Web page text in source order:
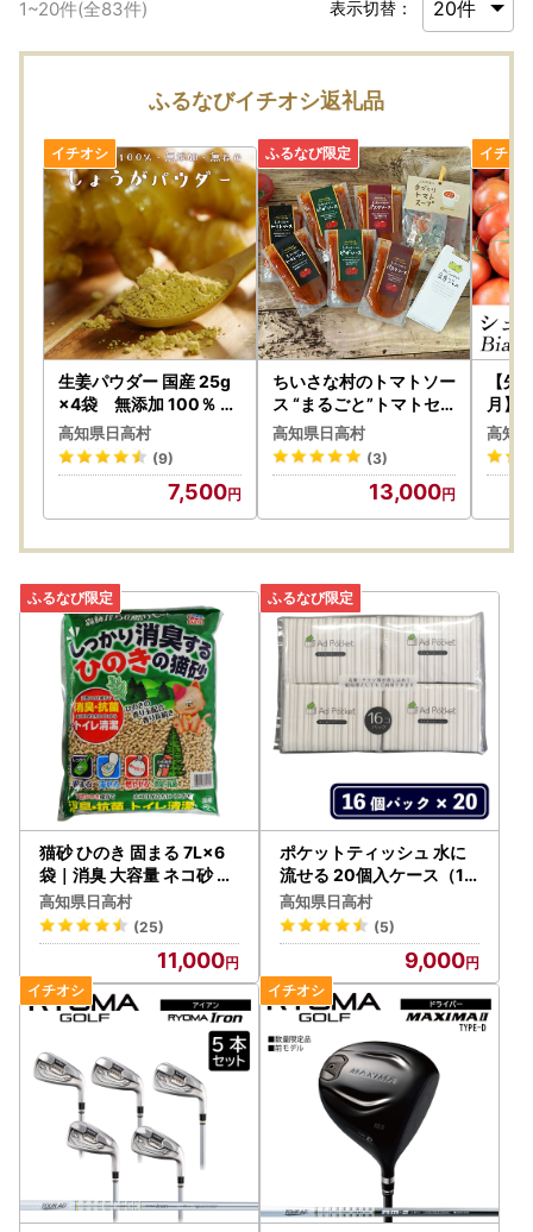
1~20件(全83件) 表示切替：
ふるなびイチオシ返礼品
生姜パウダー 国産 25g
×4袋 無添加 100％ 乾
燥しょうが 粉末タイプ
高知県産
高知県日高村
(9)
7,500
ちいさな村のトマトソー
ス “まるごと”トマトセ
ット スープ ジャム パス
タソース ピザソース ソ
ースセット 添加物不使
高知県日高村
(3)
13,000
【
月】
ルー
マト
）｜
高知
猫砂 ひのき 固まる 7L×6
袋｜消臭 大容量 ネコ砂 檜
国産 森林からの贈りもの
高知県日高村
(25)
11,000
ポケットティッシュ 水に
流せる 20個入ケース（16
パック）｜パルプ100％
ふんわり ソフト 日用品 大
容量
高知県日高村
(5)
9,000